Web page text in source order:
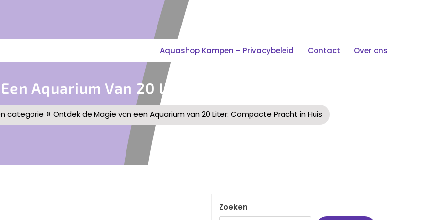
Aquashop Kampen – Privacybeleid Contact Over ons
Aquarium Van 20 Liter: Compacte Pracht In Huis
categorie » Ontdek de Magie van een Aquarium van 20 Liter: Compacte Pracht in Huis
Zoeken